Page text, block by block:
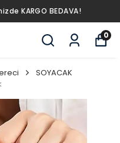
KARGO BEDAVA!
0
SOYACAK